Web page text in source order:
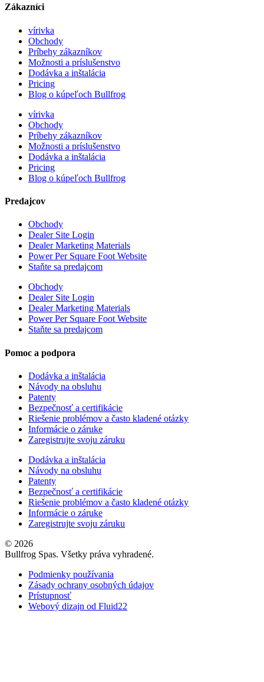
Zákazníci
vírivka
Obchody
Príbehy zákazníkov
Možnosti a príslušenstvo
Dodávka a inštalácia
Pricing
Blog o kúpeľoch Bullfrog
vírivka
Obchody
Príbehy zákazníkov
Možnosti a príslušenstvo
Dodávka a inštalácia
Pricing
Blog o kúpeľoch Bullfrog
Predajcov
Obchody
Dealer Site Login
Dealer Marketing Materials
Power Per Square Foot Website
Staňte sa predajcom
Obchody
Dealer Site Login
Dealer Marketing Materials
Power Per Square Foot Website
Staňte sa predajcom
Pomoc a podpora
Dodávka a inštalácia
Návody na obsluhu
Patenty
Bezpečnosť a certifikácie
Riešenie problémov a často kladené otázky
Informácie o záruke
Zaregistrujte svoju záruku
Dodávka a inštalácia
Návody na obsluhu
Patenty
Bezpečnosť a certifikácie
Riešenie problémov a často kladené otázky
Informácie o záruke
Zaregistrujte svoju záruku
© 2026
Bullfrog Spas. Všetky práva vyhradené.
Podmienky používania
Zásady ochrany osobných údajov
Prístupnosť
Webový dizajn od Fluid22